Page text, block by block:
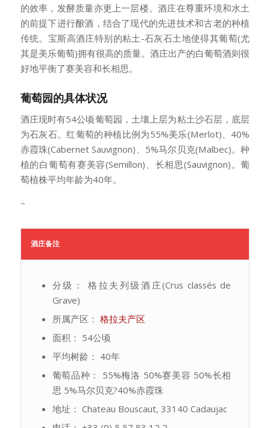
的效率，发酵质量亦更上一层楼。酒庄在尊重环境和水土
的前提下进行酿酒，结合了现代的先进技术和古老的种植
传统。宝斯高酒庄特别的粘土-石灰石土地使得其葡萄(尤
其是美乐葡萄)拥有很高的质量。酒庄出产的白葡萄酒则很
好地平衡了赛美容和长相思。
葡萄园的具体状况
酒庄现时有54公顷葡萄园，土壤上层为粘土沙石层，底层
为石灰石。红葡萄的种植比例为55%美乐(Merlot)、40%
赤霞珠(Cabernet Sauvignon)、5%马尔贝克(Malbec)。种
植的白葡萄有赛美容(Semillon)、长相思(Sauvignon)。葡
萄植株平均年龄为40年。
–
酒庄备注
分级： 格拉夫列级酒庄(Crus classés de
Grave)
所属产区： 格拉夫产区
面积： 54公顷
平均树龄： 40年
葡萄品种： 55%梅洛 50%赛美容 50%长相
思 5%马尔贝克?40%赤霞珠
地址： Chateau Bouscaut, 33140 Cadaujac